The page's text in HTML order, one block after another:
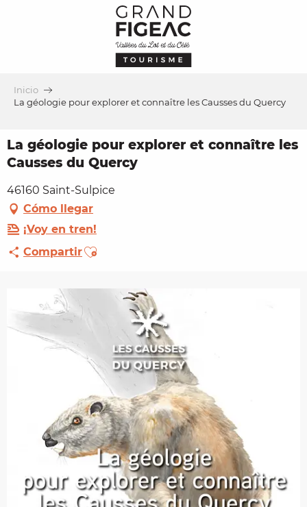
Inicio
La géologie pour explorer et connaître les Causses du Quercy
La géologie pour explorer et connaître les
Causses du Quercy
46160 Saint-Sulpice
Cómo llegar
¡Voy en tren!
CompartirAjouter aux favoris